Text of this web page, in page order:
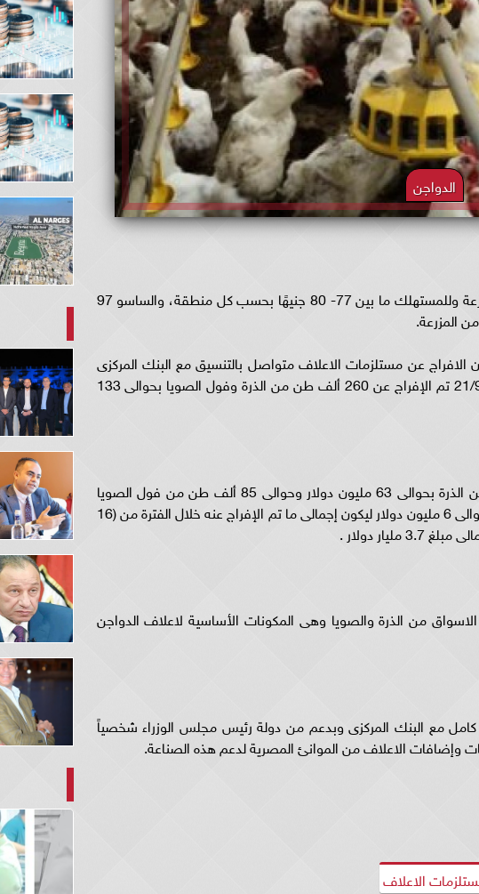
الدواجن
سجلت أسعار الدواجن البيضاء اليوم 69 جنيهًا فى المزرعة وللمستهلك ما بين 77- 80 جنيهًا بحسب كل منطقة، والساسو 97
الافراج عن مستلزمات الاعلاف متواصل بالتنسيق مع البنك المركزى
مشيرا إلى أنه خلال الفترة من 8/9/2023 حتى 21/9/2023 تم الإفراج عن 260 ألف طن من الذرة وفول الصويا بحوالى 133
وأضاف وزير الزراعة أن الإفراج شمل 175 ألف طن من الذرة بحوالى 63 مليون دولار وحوالى 85 ألف طن من فول الصويا
بقيمة حوالى 64 مليون دولار وأيضا اضافات اعلاف بحوالى 6 مليون دولار ليكون إجمالى ما تم الإفراج عنه خلال الفترة من (16
من الذرة والصويا وهى المكونات الأساسية لاعلاف الدواجن
مع البنك المركزى وبدعم من دولة رئيس مجلس الوزراء شخصياً
وإضافات الاعلاف من الموانئ المصرية لدعم هذه الصناعة.
الاعلاف